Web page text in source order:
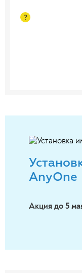
?
AnyOne
Акция до 5